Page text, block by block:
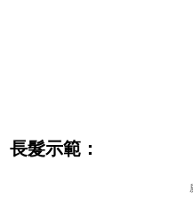
長髮示範：